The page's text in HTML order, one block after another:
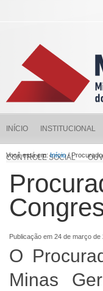
INÍCIO INSTITUCIONAL
CONTROLE SOCIAL
Você está em:Início/
Publicação em 24 de março de
O
Minas